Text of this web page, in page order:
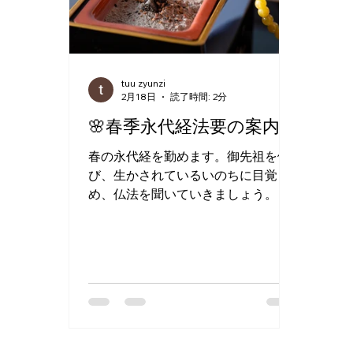
🌸春季永代経法要の案内🌸
春の永代経を勤めます。御先祖を偲
び、生かされているいのちに目覚
め、仏法を聞いていきましょう。
tuu zyunzi
2月18日
読了時間: 2分